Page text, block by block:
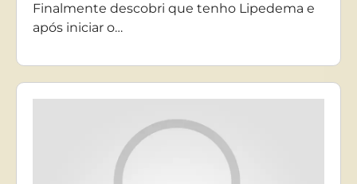
Finalmente descobri que tenho Lipedema e
após iniciar o…